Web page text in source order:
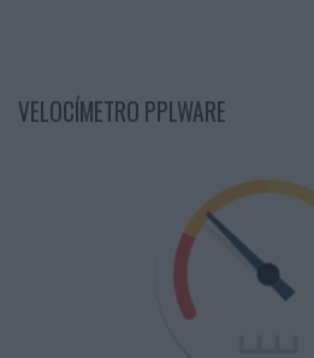
VELOCÍMETRO PPLWARE